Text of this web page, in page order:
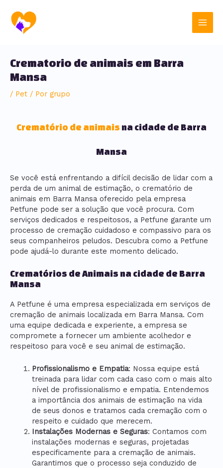
para
conteúdo
Main
Crematorio de animais em Barra
Mansa
/ Pet / Por grupo
Crematório de animais na cidade de Barra
Mansa
Se você está enfrentando a difícil decisão de lidar com a
perda de um animal de estimação, o crematório de
animais em Barra Mansa oferecido pela empresa
Petfune pode ser a solução que você procura. Com
serviços dedicados e respeitosos, a Petfune garante um
processo de cremação cuidadoso e compassivo para os
seus companheiros peludos. Descubra como a Petfune
pode ajudá-lo durante este momento delicado.
Crematórios de Animais na cidade de Barra
Mansa
A Petfune é uma empresa especializada em serviços de
cremação de animais localizada em Barra Mansa. Com
uma equipe dedicada e experiente, a empresa se
compromete a fornecer um ambiente acolhedor e
respeitoso para você e seu animal de estimação.
Profissionalismo e Empatia: Nossa equipe está
treinada para lidar com cada caso com o mais alto
nível de profissionalismo e empatia. Entendemos
a importância dos animais de estimação na vida
de seus donos e tratamos cada cremação com o
respeito e cuidado que merecem.
Instalações Modernas e Seguras: Contamos com
instalações modernas e seguras, projetadas
especificamente para a cremação de animais.
Garantimos que o processo seja conduzido de
navigation